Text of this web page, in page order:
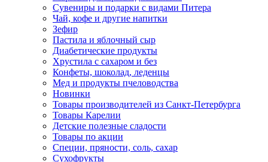
Сувениры и подарки с видами Питера
Чай, кофе и другие напитки
Зефир
Пастила и яблочный сыр
Диабетические продукты
Хрустила с сахаром и без
Конфеты, шоколад, леденцы
Мед и продукты пчеловодства
Новинки
Товары производителей из Санкт-Петербурга
Товары Карелии
Детские полезные сладости
Товары по акции
Специи, пряности, соль, сахар
Сухофрукты